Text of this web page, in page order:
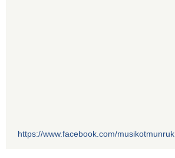
https://www.facebook.com/